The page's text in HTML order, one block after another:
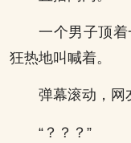
一个男子顶
狂热地叫喊着。
弹幕滚动，网
“？？？”